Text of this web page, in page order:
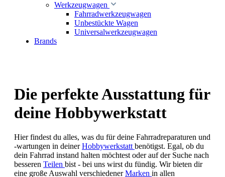
Werkzeugwagen
Fahrradwerkzeugwagen
Unbestückte Wagen
Universalwerkzeugwagen
Brands
Die perfekte Ausstattung für
deine Hobbywerkstatt
Hier findest du alles, was du für deine Fahrradreparaturen und
-wartungen in deinerHobbywerkstatt benötigst. Egal, ob du
dein Fahrrad instand halten möchtest oder auf der Suche nach
besseren Teilen bist - bei uns wirst du fündig. Wir bieten dir
eine große Auswahl verschiedenerMarken in allen